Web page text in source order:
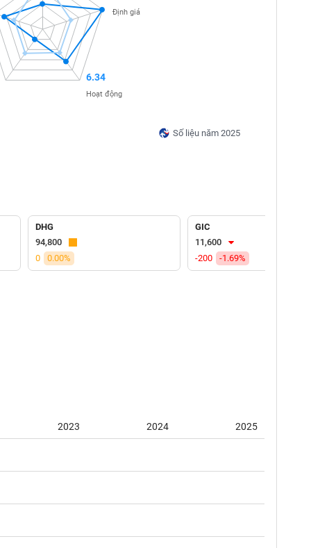
Số liệu năm 2025
Định giá
6.34
Hoạt động
DHG
94,800
0
0.00%
GIC
11,600
-200
-1.69%
2023 2024
2025